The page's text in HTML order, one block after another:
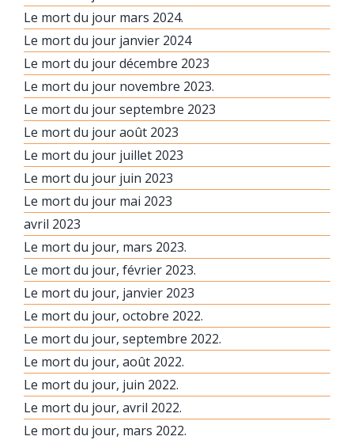
Le mort du jour mars 2024.
Le mort du jour janvier 2024
Le mort du jour décembre 2023
Le mort du jour novembre 2023.
Le mort du jour septembre 2023
Le mort du jour août 2023
Le mort du jour juillet 2023
Le mort du jour juin 2023
Le mort du jour mai 2023
avril 2023
Le mort du jour, mars 2023.
Le mort du jour, février 2023.
Le mort du jour, janvier 2023
Le mort du jour, octobre 2022.
Le mort du jour, septembre 2022.
Le mort du jour, août 2022.
Le mort du jour, juin 2022.
Le mort du jour, avril 2022.
Le mort du jour, mars 2022.